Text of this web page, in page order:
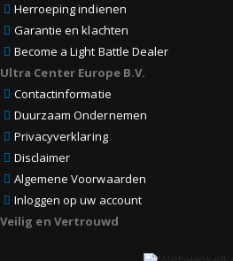
Herroeping indienen
Garantie en klachten
Become a Light Battle Dealer
Ultra Center Europe B.V.
Contactinformatie
Duurzaam Ondernemen
Privacyverklaring
Disclaimer
Algemene Voorwaarden
Inloggen op uw account
Veilig en Vertrouwd